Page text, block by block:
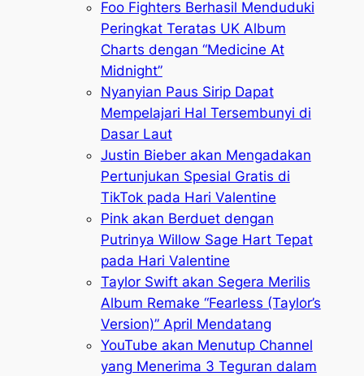
Foo Fighters Berhasil Menduduki
Peringkat Teratas UK Album
Charts dengan “Medicine At
Midnight”
Nyanyian Paus Sirip Dapat
Mempelajari Hal Tersembunyi di
Dasar Laut
Justin Bieber akan Mengadakan
Pertunjukan Spesial Gratis di
TikTok pada Hari Valentine
Pink akan Berduet dengan
Putrinya Willow Sage Hart Tepat
pada Hari Valentine
Taylor Swift akan Segera Merilis
Album Remake “Fearless (Taylor’s
Version)” April Mendatang
YouTube akan Menutup Channel
yang Menerima 3 Teguran dalam